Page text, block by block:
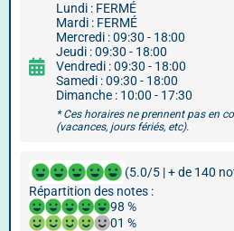
Lundi : FERMÉ
Mardi : FERMÉ
Mercredi : 09:30 - 18:00
Jeudi : 09:30 - 18:00
Vendredi : 09:30 - 18:00
Samedi : 09:30 - 18:00
Dimanche : 10:00 - 17:30
* Ces horaires ne prennent pas en
(vacances, jours fériés, etc).
(5.0/5 | + de 140
Répartition des notes :
98 %
01 %